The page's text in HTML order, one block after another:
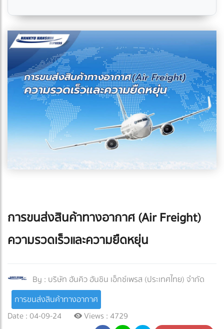
การขนส่งสินค้าทางอากาศ (Air Freight)
ความรวดเร็วและความยืดหยุ่น
By : บริษัท ฮันคิว ฮันชิน เอ็กซ์เพรส (ประเทศไทย) จำกัด
การขนส่งสินค้าทางอากาศ
Date : 04-09-24
Views : 4729